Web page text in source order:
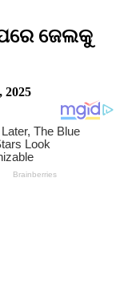
ଜେଲକୁ
2025